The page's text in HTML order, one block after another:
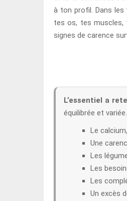
à ton profil. Dans
tes os, tes muscles,
signes de carence
L’essentiel a
équilibrée et variée.
Le
Une
Les
Les
Les
Un excès